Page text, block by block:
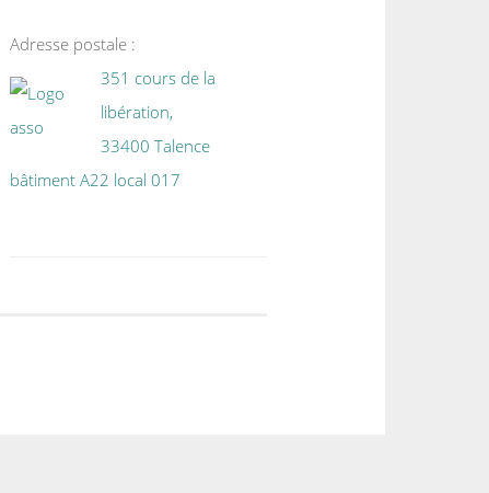
Adresse postale :
351 cours de la
libération,
33400 Talence
bâtiment A22 local 017